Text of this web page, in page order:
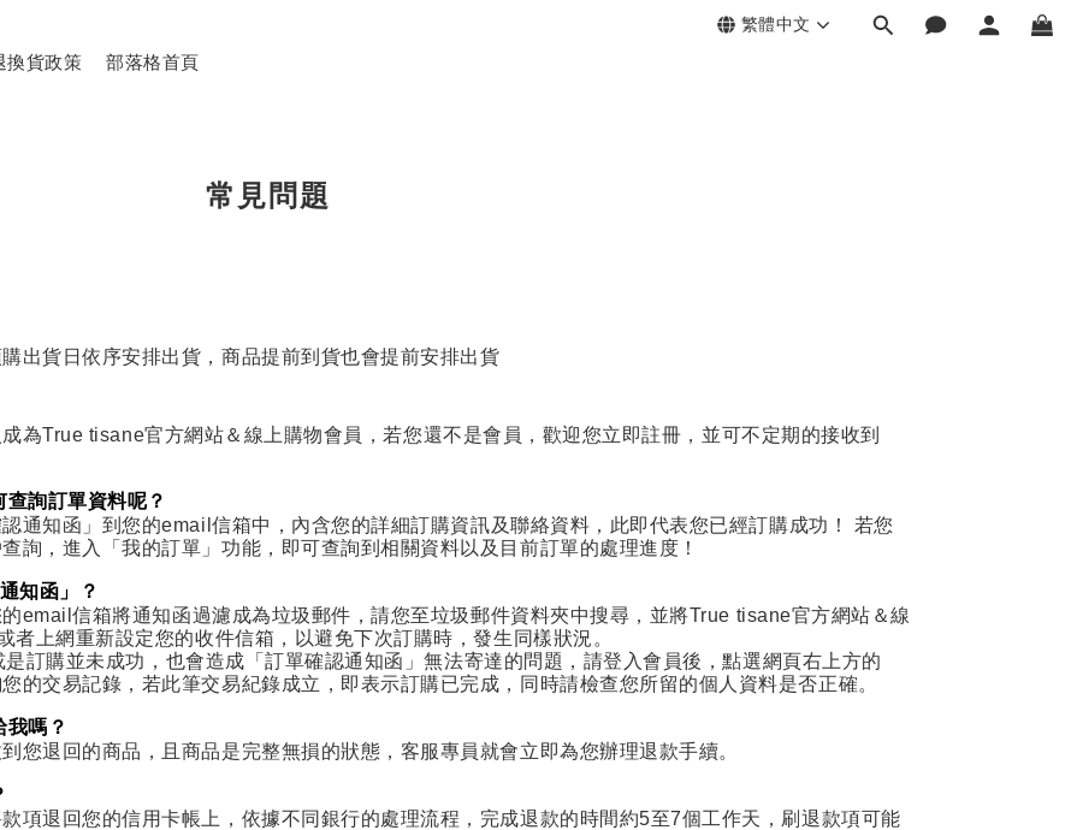
繁體中文
換貨政策 部落格首頁
常見問題
出貨日依序安排出貨，商品提前到貨也會提前安排出貨
為True tisane官方網站＆線上購物會員，若您還不是會員，歡迎您立即註冊，並可不定期的接收到
詢訂單資料呢？
通知函」到您的email信箱中，內含您的詳細訂購資訊及聯絡資料，此即代表您已經訂購成功！ 若您
詢，進入「我的訂單」功能，即可查詢到相關資料以及目前訂單的處理進度！
知函」？
email信箱將通知函過濾成為垃圾郵件，請您至垃圾郵件資料夾中搜尋，並將True tisane官方網站＆線
者上網重新設定您的收件信箱，以避免下次訂購時，發生同樣狀況。
訂購並未成功，也會造成「訂單確認通知函」無法寄達的問題，請登入會員後，點選網頁右上方的
的交易記錄，若此筆交易紀錄成立，即表示訂購已完成，同時請檢查您所留的個人資料是否正確。
我嗎？
您退回的商品，且商品是完整無損的狀態，客服專員就會立即為您辦理退款手續。
項退回您的信用卡帳上，依據不同銀行的處理流程，完成退款的時間約5至7個工作天，刷退款項可能